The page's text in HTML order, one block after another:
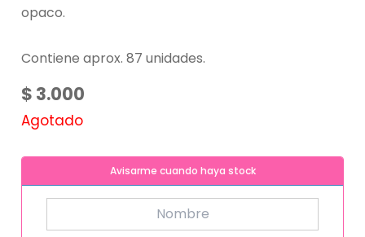
opaco.
Contiene aprox. 87 unidades.
$ 3.000
Agotado
Avisarme cuando haya stock